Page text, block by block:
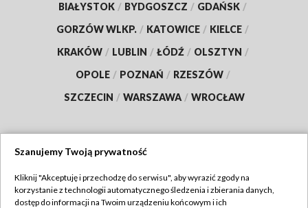
BIAŁYSTOK / BYDGOSZCZ / GDAŃSK /
GORZÓW WLKP. / KATOWICE / KIELCE /
KRAKÓW / LUBLIN / ŁÓDŹ / OLSZTYN /
OPOLE / POZNAŃ / RZESZÓW /
SZCZECIN / WARSZAWA / WROCŁAW
TVP
Szanujemy Twoją prywatność
Kliknij "Akceptuję i przechodzę do serwisu", aby wyrazić zgody na
korzystanie z technologii automatycznego śledzenia i zbierania danych,
dostęp do informacji na Twoim urządzeniu końcowym i ich